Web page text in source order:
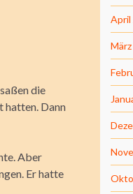
die
hatten. Dann
Aber
Er hatte
April